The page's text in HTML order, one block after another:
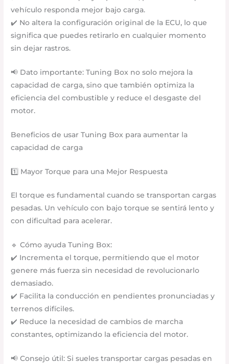
vehículo responda mejor bajo carga.
✔️ No altera la configuración original de la ECU, lo que
significa que puedes retirarlo en cualquier momento
sin dejar rastros.
📢 Dato importante: Tuning Box no solo mejora la
capacidad de carga, sino que también optimiza la
eficiencia del combustible y reduce el desgaste del
motor.
Beneficios de usar Tuning Box para aumentar la
capacidad de carga
1️⃣ Mayor Torque para una Mejor Respuesta
El torque es fundamental cuando se transportan cargas
pesadas. Un vehículo con bajo torque se sentirá lento y
con dificultad para acelerar.
🔹 Cómo ayuda Tuning Box:
✔️ Incrementa el torque, permitiendo que el motor
genere más fuerza sin necesidad de revolucionarlo
demasiado.
✔️ Facilita la conducción en pendientes pronunciadas y
terrenos difíciles.
✔️ Reduce la necesidad de cambios de marcha
constantes, optimizando la eficiencia del motor.
📢 Consejo útil: Si sueles transportar cargas pesadas en